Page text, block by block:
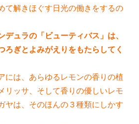
て解きほぐす日光の働きをするの
デュラの「ビューティバス」は、
ろぎとよみがえりをもたらしてく
には、あらゆるレモンの香りの植
リッサ、そして香りの優しいレモ
ヤは、そのほんの３種類にしかす